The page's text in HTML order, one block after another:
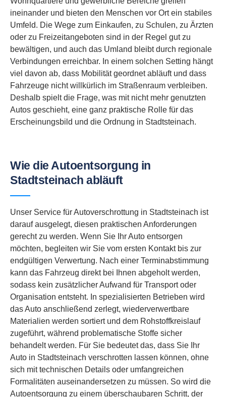
ineinander und bieten den Menschen vor Ort ein stabiles
Umfeld. Die Wege zum Einkaufen, zu Schulen, zu Ärzten
oder zu Freizeitangeboten sind in der Regel gut zu
bewältigen, und auch das Umland bleibt durch regionale
Verbindungen erreichbar. In einem solchen Setting hängt
viel davon ab, dass Mobilität geordnet abläuft und dass
Fahrzeuge nicht willkürlich im Straßenraum verbleiben.
Deshalb spielt die Frage, was mit nicht mehr genutzten
Autos geschieht, eine ganz praktische Rolle für das
Erscheinungsbild und die Ordnung in Stadtsteinach.
Wie die Autoentsorgung in
Stadtsteinach abläuft
Unser Service für Autoverschrottung in Stadtsteinach ist
darauf ausgelegt, diesen praktischen Anforderungen
gerecht zu werden. Wenn Sie Ihr Auto entsorgen
möchten, begleiten wir Sie vom ersten Kontakt bis zur
endgültigen Verwertung. Nach einer Terminabstimmung
kann das Fahrzeug direkt bei Ihnen abgeholt werden,
sodass kein zusätzlicher Aufwand für Transport oder
Organisation entsteht. In spezialisierten Betrieben wird
das Auto anschließend zerlegt, wiederverwertbare
Materialien werden sortiert und dem Rohstoffkreislauf
zugeführt, während problematische Stoffe sicher
behandelt werden. Für Sie bedeutet das, dass Sie Ihr
Auto in Stadtsteinach verschrotten lassen können, ohne
sich mit technischen Details oder umfangreichen
Formalitäten auseinandersetzen zu müssen. So wird die
Autoentsorgung zu einem überschaubaren Schritt, der